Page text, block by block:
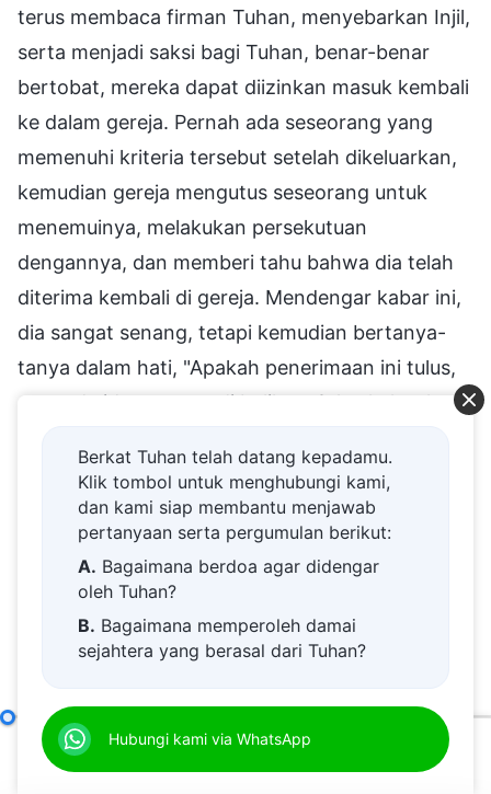
terus membaca firman Tuhan, menyebarkan Injil,
serta menjadi saksi bagi Tuhan, benar-benar
bertobat, mereka dapat diizinkan masuk kembali
ke dalam gereja. Pernah ada seseorang yang
memenuhi kriteria tersebut setelah dikeluarkan,
kemudian gereja mengutus seseorang untuk
menemuinya, melakukan persekutuan
dengannya, dan memberi tahu bahwa dia telah
diterima kembali di gereja. Mendengar kabar ini,
dia sangat senang, tetapi kemudian bertanya-
tanya dalam hati, "Apakah penerimaan ini tulus,
atau ada ide tertentu di baliknya? Apakah tuhan
Apakah dia benar-benar telah menunjukkan
belas kasih kepadaku dan mengampuniku?
Apakah perbuatan-perbuatanku pada masa lalu
telah benar-benar diabaikan?" Dia tidak percaya
menginginkanku kembali, aku harus menahan
tidak bersikap seolah-olah aku sangat menderita
dan menyedihkan selama bertahun-tahun
Berkat Tuhan telah datang kepadamu.
Klik tombol untuk menghubungi kami,
dan kami siap membantu menjawab
pertanyaan serta pergumulan berikut:
A. Bagaimana berdoa agar didengar
oleh Tuhan?
B. Bagaimana memperoleh damai
sejahtera yang berasal dari Tuhan?
D.
dekat kepada Tuhan.
E.Bagaimana menyambut kedatangan
Hubungi kami via WhatsApp
Lampiran Enam:Merangkum Karakter Para Antikristus dan Esensi Watak Mereka (Bagian Tiga)